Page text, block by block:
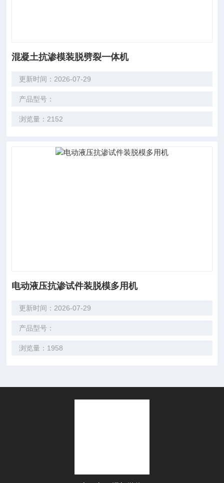
混凝土抗渗模装脱劈裂一体机
更新时间：2026-07-29
产品型号：
浏览量：2152
电动液压抗渗试件装脱模多用机
更新时间：2026-07-29
产品型号：
浏览量：1958